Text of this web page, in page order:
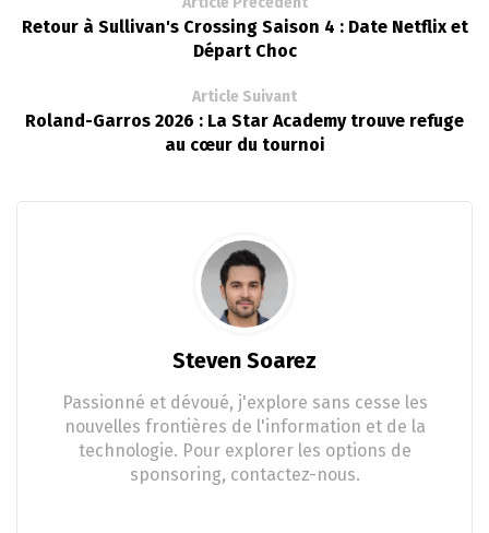
Retour à Sullivan's Crossing Saison 4 : Date Netflix et
Départ Choc
Article Suivant
Roland-Garros 2026 : La Star Academy trouve refuge
au cœur du tournoi
Steven Soarez
Passionné et dévoué, j'explore sans cesse les
nouvelles frontières de l'information et de la
technologie. Pour explorer les options de
sponsoring, contactez-nous.